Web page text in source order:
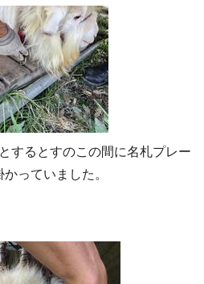
するとすのこの間に名札プレー
かっていました。